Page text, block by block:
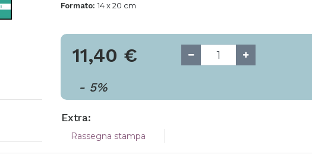
Formato: 14 x 20 cm
11,40 €
- 5%
Extra:
Rassegna stampa